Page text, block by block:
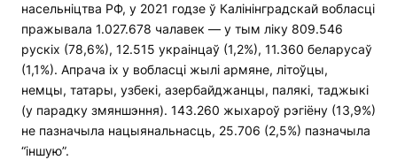
насельніцтва РФ, у 2021 годзе ў Калінінградскай вобласці
пражывала 1.027.678 чалавек — у тым ліку 809.546
рускіх (78,6%), 12.515 украінцаў (1,2%), 11.360 беларусаў
(1,1%). Апрача іх у вобласці жылі армяне, літоўцы,
немцы, татары, узбекі, азербайджанцы, палякі, таджыкі
(у парадку змяншэння). 143.260 жыхароў рэгіёну (13,9%)
не пазначыла нацыянальнасць, 25.706 (2,5%) пазначыла
“іншую”.